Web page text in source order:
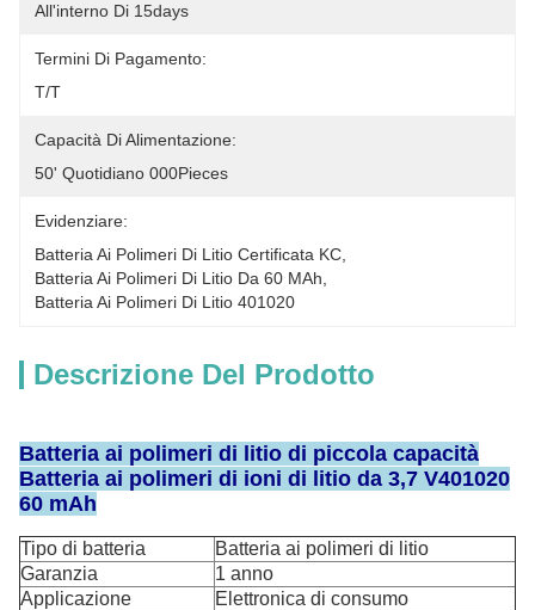
All'interno Di 15days
Termini Di Pagamento:
T/T
Capacità Di Alimentazione:
50' Quotidiano 000Pieces
Evidenziare:
Batteria Ai Polimeri Di Litio Certificata KC
Batteria Ai Polimeri Di Litio Da 60 MAh
Batteria Ai Polimeri Di Litio 401020
Descrizione Del Prodotto
Batteria ai polimeri di litio di piccola capacità
Batteria ai polimeri di ioni di litio da 3,7 V401020
60 mAh
Tipo di batteria
Batteria ai polimeri di litio
Garanzia
1 anno
Applicazione
Elettronica di consumo